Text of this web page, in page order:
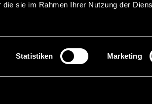
sie im Rahmen Ihrer Nutzung der
Statistiken Marketing
Suche
Knopfzellen